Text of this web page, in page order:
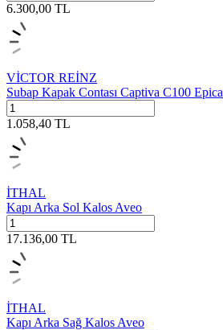
6.300,00 TL
VİCTOR REİNZ
Subap Kapak Contası Captiva C100 Epica
1.058,40 TL
İTHAL
Kapı Arka Sol Kalos Aveo
17.136,00 TL
İTHAL
Kapı Arka Sağ Kalos Aveo